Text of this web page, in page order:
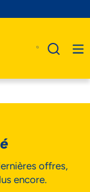
offres,
encore.